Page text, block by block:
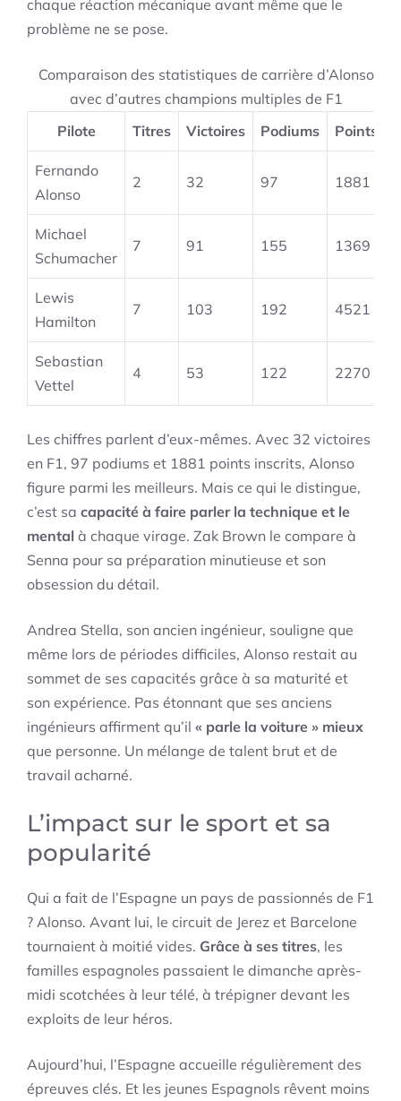
chaque réaction mécanique avant même que le
problème ne se pose.
Comparaison des statistiques de carrière d’Alonso
avec d’autres champions multiples de F1
Pilote
Titres Victoires Podiums Points
Fernando
Alonso
2 32 97 1881
Michael
Schumacher
7 91 155 1369
Lewis
Hamilton
7 103 192 4521
Sebastian
Vettel
4 53 122 2270
Les chiffres parlent d’eux-mêmes. Avec 32 victoires
en F1, 97 podiums et 1881 points inscrits, Alonso
figure parmi les meilleurs. Mais ce qui le distingue,
c’est sa capacité à faire parler la technique et le
mental à chaque virage. Zak Brown le compare à
Senna pour sa préparation minutieuse et son
obsession du détail.
Andrea Stella, son ancien ingénieur, souligne que
même lors de périodes difficiles, Alonso restait au
sommet de ses capacités grâce à sa maturité et
son expérience. Pas étonnant que ses anciens
ingénieurs affirment qu’il « parle la voiture » mieux
que personne. Un mélange de talent brut et de
travail acharné.
L’impact sur le sport et sa
popularité
Qui a fait de l’Espagne un pays de passionnés de F1
? Alonso. Avant lui, le circuit de Jerez et Barcelone
tournaient à moitié vides. Grâce à ses titres, les
familles espagnoles passaient le dimanche après-
midi scotchées à leur télé, à trépigner devant les
exploits de leur héros.
Aujourd’hui, l’Espagne accueille régulièrement des
épreuves clés. Et les jeunes Espagnols rêvent moins